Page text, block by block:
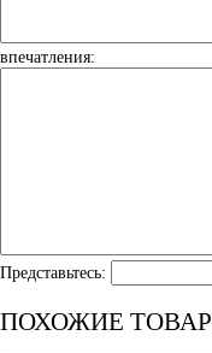
впечатления:
Представьтесь:
ПОХОЖИЕ